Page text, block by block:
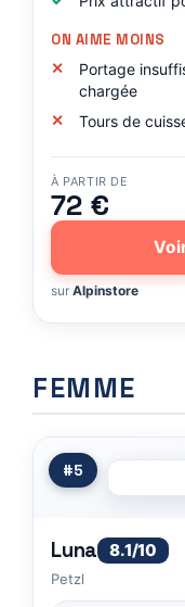
ON AIME MOINS
Portage
chargée
Tours de
À PARTIR DE
72 €
sur Alpinstore
FEMME
#5
Luna 8.1/10
Petzl